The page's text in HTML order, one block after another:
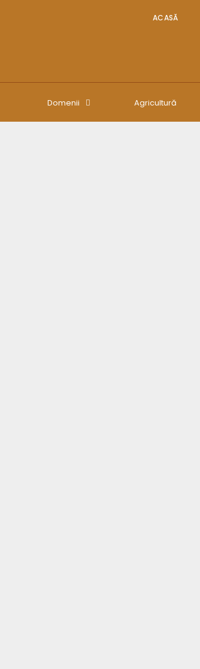
ACASĂ
Domenii Agricultură